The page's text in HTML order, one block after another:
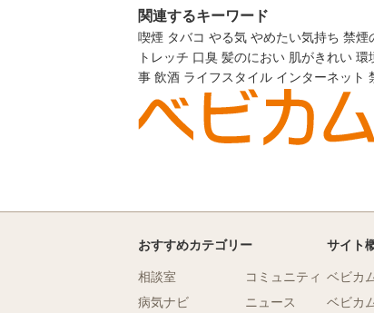
関連するキーワード
喫煙 タバコ やる気 やめたい気持ち 禁煙
トレッチ 口臭 髪のにおい 肌がきれい 環
事 飲酒 ライフスタイル インターネット
おすすめカテゴリー
相談室
病気ナビ
コミュニティ
ニュース
サイト
ベビカ
ベビカ